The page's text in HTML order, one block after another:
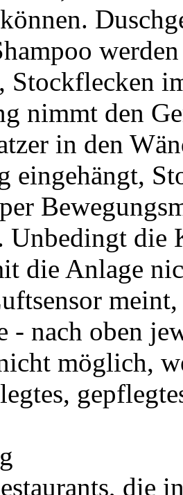
können.
Stockflecken
nimmt den
in den
eingehängt,
Unbedingt die
die Anlage
- nach oben
möglich,
die